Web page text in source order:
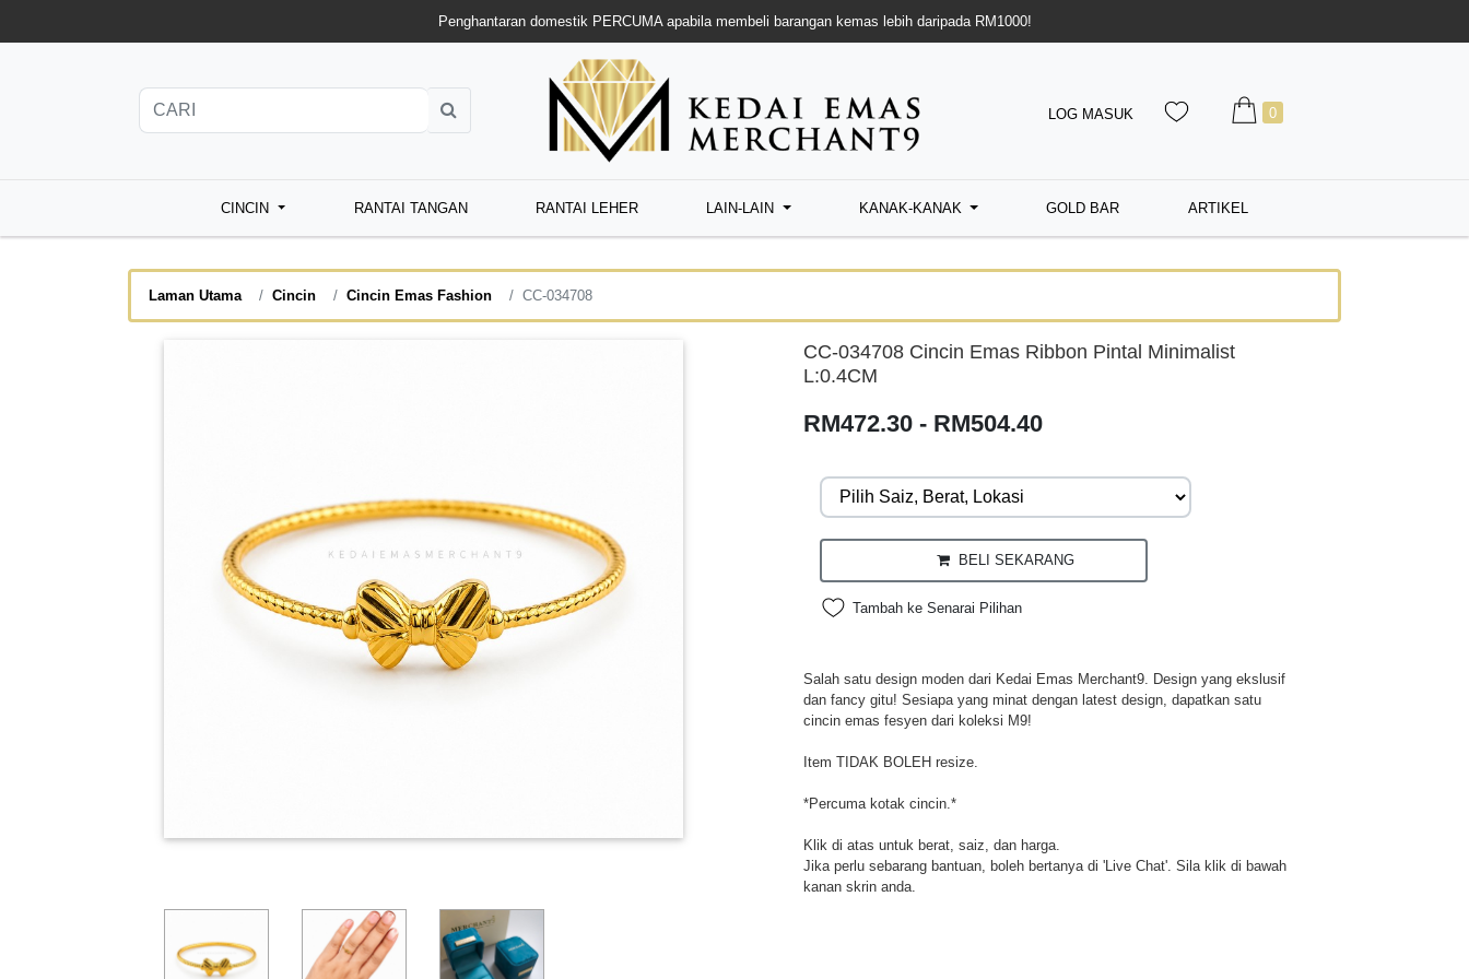
Penghantaran domestik PERCUMA apabila membeli barangan kemas lebih daripada RM1000!
LOG MASUK 0
CINCIN RANTAI TANGAN RANTAI LEHER LAIN-LAIN KANAK-KANAK GOLD BAR ARTIKEL
Laman Utama Cincin Cincin Emas Fashion CC-034708
CC-034708 Cincin Emas Ribbon Pintal Minimalist
L:0.4CM
RM472.30 - RM504.40
BELI SEKARANG
Tambah ke Senarai Pilihan
Salah satu design moden dari Kedai Emas Merchant9. Design yang ekslusif
dan fancy gitu! Sesiapa yang minat dengan latest design, dapatkan satu
cincin emas fesyen dari koleksi M9!
Item TIDAK BOLEH resize.
*Percuma kotak cincin.*
Klik di atas untuk berat, saiz, dan harga.
Jika perlu sebarang bantuan, boleh bertanya di 'Live Chat'. Sila klik di bawah
kanan skrin anda.